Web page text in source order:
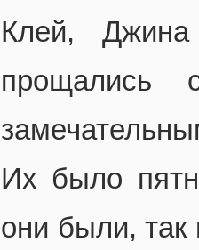
Клей,
прощались
Их было
они были, так